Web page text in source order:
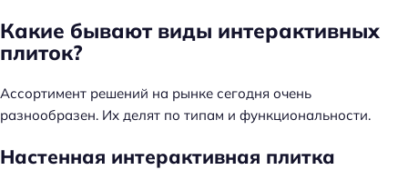
Какие бывают виды интерактивных
плиток?
Ассортимент решений на рынке сегодня очень
разнообразен. Их делят по типам и функциональности.
Настенная интерактивная плитка